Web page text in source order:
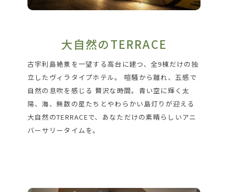
大自然のTERRACE
古宇利島絶景を一望する高台に建つ、全9棟だけの独
立したヴィラタイプホテル。 喧騒から離れ、五感で
自然の息吹を感じる 贅沢な時間。青い空に輝く太
陽、海、無数の星たちとやわらかい島灯りが迎える
大自然のTERRACEで、あなただけの素晴らしいアニ
バーサリータイムを。